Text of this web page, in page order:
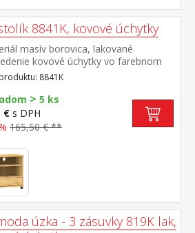
8841K, kovové úchytky
masív borovica, lakované
kovové úchytky vo farebnom
černená mosadz jedna zásuvka s
pojazdmi pojazdný na kolieskach
8841K
> 5 ks
€ s DPH
165,50 € **
úzka - 3 zásuvky 819K lak,